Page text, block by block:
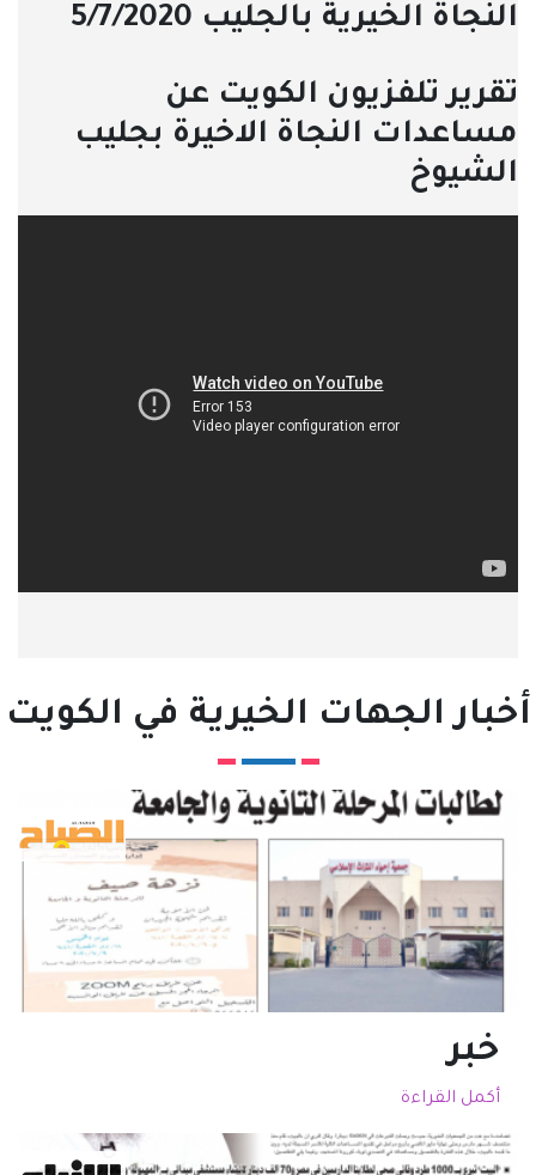
النجاة الخيرية بالجليب 5/7/2020
تقرير تلفزيون الكويت عن
مساعدات النجاة الاخيرة بجليب
الشيوخ
أخبار الجهات الخيرية في الكويت
خبر
أكمل القراءة